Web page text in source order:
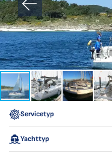
Servicetyp
Yachttyp